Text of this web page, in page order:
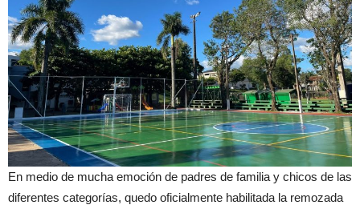
En medio de mucha emoción de padres de familia y chicos de las
diferentes categorías, quedo oficialmente habilitada la remozada